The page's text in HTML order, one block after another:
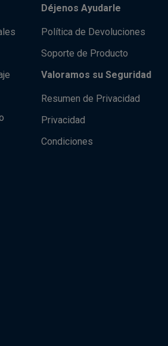
Déjenos Ayudarle
Política de Devoluciones
Soporte de Producto
Valoramos su Seguridad
Resumen de Privacidad
Privacidad
Condiciones